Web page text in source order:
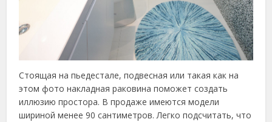
Стоящая на пьедестале, подвесная или такая как на
этом фото накладная раковина поможет создать
иллюзию простора. В продаже имеются модели
шириной менее 90 сантиметров. Легко подсчитать, что